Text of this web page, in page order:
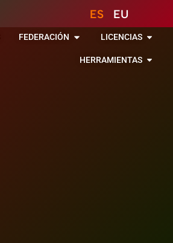
ES EU
FEDERACIÓN LICENCIAS
HERRAMIENTAS